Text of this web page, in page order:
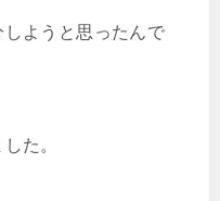
ようと思ったんで
た。